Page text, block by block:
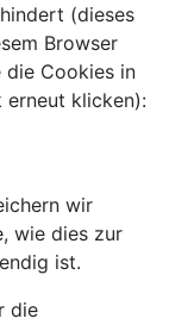
(dieses
Browser
die Cookies in
erneut klicken):
wir
wie dies zur
ist.
die